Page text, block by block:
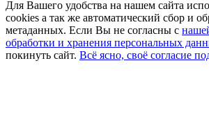
Для Вашего удобства на нашем сайта
cookies а так же автоматический сбор и
метаданных. Если Вы не согласны c
обработки и хранения персональных
покинуть сайт. Всё ясно, своё согласие